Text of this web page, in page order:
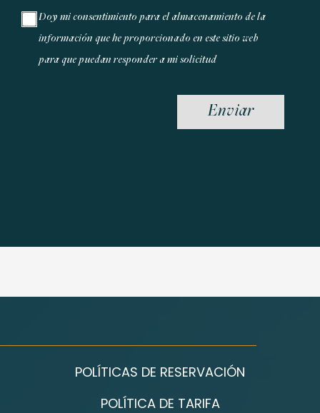
Doy mi consentimiento para el almacenamiento de la
información que he proporcionado en este sitio web
para que puedan responder a mi solicitud
Enviar
POLÍTICAS DE RESERVACIÓN
POLÍTICA DE TARIFA